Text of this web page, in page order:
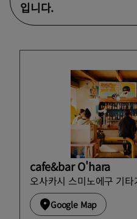
입니다.
cafe&bar O'hara
오사카시 스미노에구 기
Google Map